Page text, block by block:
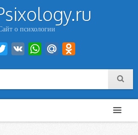
о психологии
Twitter VK WhatsAppMail.Ru